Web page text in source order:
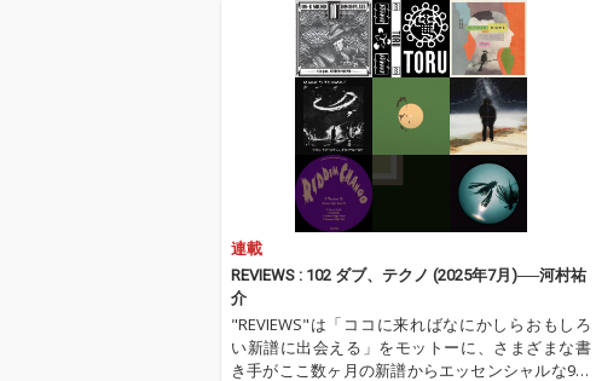
連載
REVIEWS : 102 ダブ、テクノ (2025年7月)──河村祐
介
"REVIEWS"は「ココに来ればなにかしらおもしろ
い新譜に出会える」をモットーに、さまざまな書
き手がここ数ヶ月の新譜からエッセンシャルな9枚